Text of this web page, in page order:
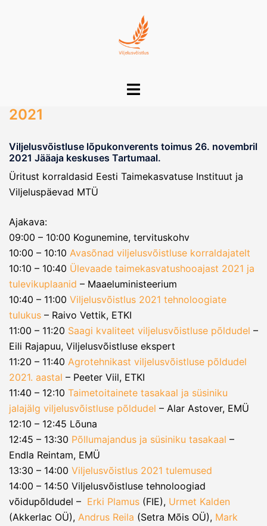
Toggle
2021
Viljelusvõistluse lõpukonverents toimus 26. novembril
2021 Jääaja keskuses Tartumaal.
Üritust korraldasid Eesti Taimekasvatuse Instituut ja
Viljeluspäevad MTÜ
Ajakava:
09:00 – 10:00 Kogunemine, tervituskohv
10:00 – 10:10 Avasõnad viljelusvõistluse korraldajatelt
10:10 – 10:40 Ülevaade taimekasvatushooajast 2021 ja
tulevikuplaanid – Maaeluministeerium
10:40 – 11:00 Viljelusvõistlus 2021 tehnoloogiate
tulukus – Raivo Vettik, ETKI
11:00 – 11:20 Saagi kvaliteet viljelusvõistluse põldudel –
Eili Rajapuu, Viljelusvõistluse ekspert
11:20 – 11:40 Agrotehnikast viljelusvõistluse põldudel
2021. aastal – Peeter Viil, ETKI
11:40 – 12:10 Taimetoitainete tasakaal ja süsiniku
jalajälg viljelusvõistluse põldudel – Alar Astover, EMÜ
12:10 – 12:45 Lõuna
12:45 – 13:30 Põllumajandus ja süsiniku tasakaal –
Endla Reintam, EMÜ
13:30 – 14:00 Viljelusvõistlus 2021 tulemused
14:00 – 14:50 Viljelusvõistluse tehnoloogiad
võidupõldudel – Erki Plamus (FIE), Urmet Kalden
(Akkerlac OÜ), Andrus Reila (Setra Mõis OÜ), Mark